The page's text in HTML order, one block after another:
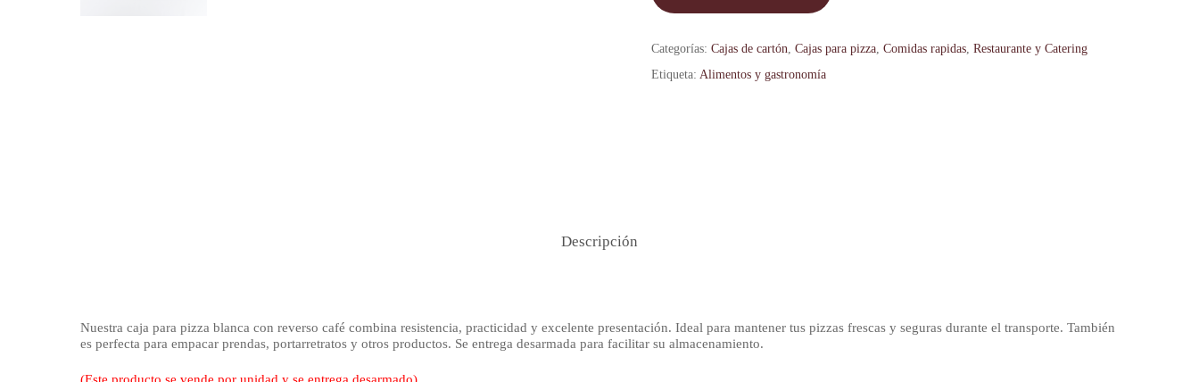
Categorías:Cajas de cartón ,Cajas para pizza ,Comidas rapidas ,Restaurante y Catering
Etiqueta: Alimentos y gastronomía
Descripción
Nuestra caja para pizza blanca con reverso café combina resistencia, practicidad y excelente presentación. Ideal para mantener tus pizzas frescas y seguras durante el transporte. También
es perfecta para empacar prendas, portarretratos y otros productos. Se entrega desarmada para facilitar su almacenamiento.